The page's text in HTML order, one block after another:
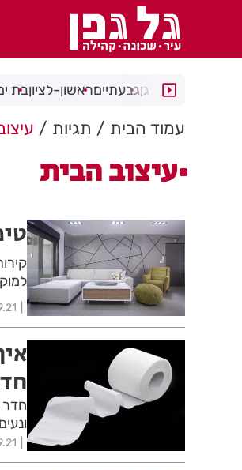
רמת גןגבעתייםראשון-לציוןבת
עמוד הבית תגיות
עיצוב הבית
חדר